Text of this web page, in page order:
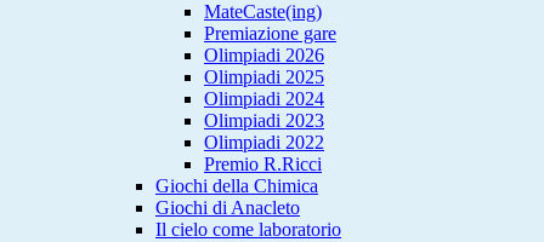
MateCaste(ing)
Premiazione gare
Olimpiadi 2026
Olimpiadi 2025
Olimpiadi 2024
Olimpiadi 2023
Olimpiadi 2022
Premio R.Ricci
Giochi della Chimica
Giochi di Anacleto
Il cielo come laboratorio